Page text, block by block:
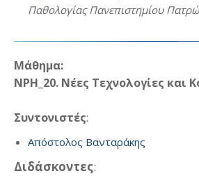
Παθολογίας Πανεπιστημίου
Μάθημα:
ΝΡΗ_20. Νέες Τεχνολογίες και
Συντονιστές:
Απόστολος Βανταράκης
Διδάσκοντες: